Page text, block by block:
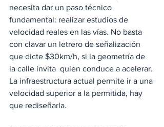
necesita dar un paso técnico
fundamental: realizar estudios de
velocidad reales en las vías. No basta
con clavar un letrero de señalización
que dicte $30km/h, si la geometría de
la calle invita  quien conduce a acelerar.
La infraestructura actual permite ir a una
velocidad superior a la permitida, hay
que rediseñarla.